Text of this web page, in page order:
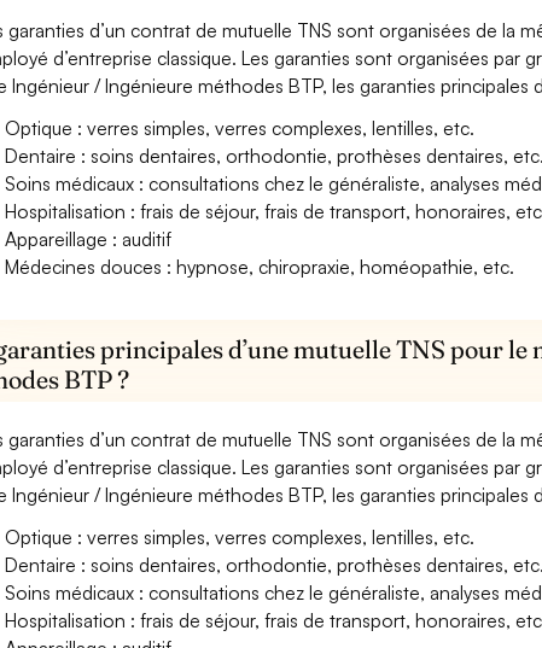
garanties d’un contrat de mutuelle TNS sont organisées de la
d’entreprise classique. Les garanties sont organisées par
Ingénieur / Ingénieure méthodes BTP, les garanties principales
Optique : verres simples, verres complexes, lentilles, etc.
Dentaire : soins dentaires, orthodontie, prothèses dentaires, etc.
Soins médicaux : consultations chez le généraliste, analyses
Hospitalisation : frais de séjour, frais de transport, honoraires,
Appareillage : auditif
Médecines douces : hypnose, chiropraxie, homéopathie, etc.
principales d’une mutuelle TNS pour
BTP ?
garanties d’un contrat de mutuelle TNS sont organisées de la
d’entreprise classique. Les garanties sont organisées par
Ingénieur / Ingénieure méthodes BTP, les garanties principales
Optique : verres simples, verres complexes, lentilles, etc.
Dentaire : soins dentaires, orthodontie, prothèses dentaires, etc.
Soins médicaux : consultations chez le généraliste, analyses
Hospitalisation : frais de séjour, frais de transport, honoraires,